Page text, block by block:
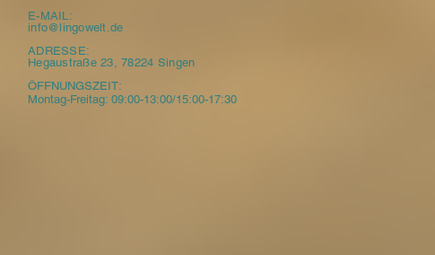
E-MAIL:
info@lingowelt.de
ADRESSE:
Hegaustraße 23, 78224 Singen
ÖFFNUNGSZEIT:​
Montag-Freitag: 09:00-13:00/15:00-17:30